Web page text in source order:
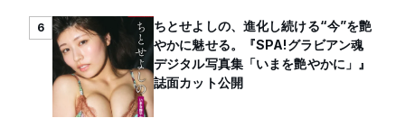
6
ちとせよしの、進化し続ける“今”を艶
やかに魅せる。『SPA!グラビアン魂
デジタル写真集「いまを艶やかに」』
誌面カット公開